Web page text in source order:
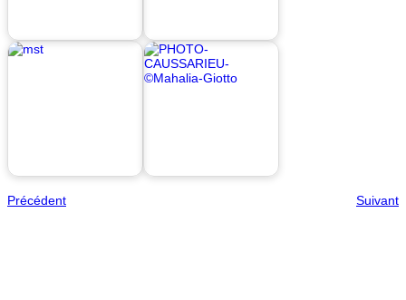
Précédent Suivant